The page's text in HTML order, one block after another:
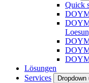
Quick
Lösungen
Services